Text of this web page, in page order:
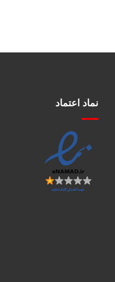
نماد اعتماد